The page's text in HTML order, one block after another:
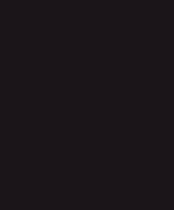
Les